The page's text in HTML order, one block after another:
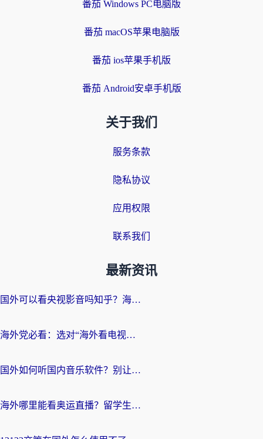
番茄 Windows PC电脑版
番茄 macOS苹果电脑版
番茄 ios苹果手机版
番茄 Android安卓手机版
关于我们
服务条款
隐私协议
应用权限
联系我们
最新资讯
国外可以看央视影音吗知乎？海外党亲测有效的回国加速方案
海外党必看：选对“海外看电视剧软件”，再也不用愁国内剧刷不了
国外如何听国内音乐软件？别让地域限制，断了你的中文歌单
海外哪里能看奥运直播？留学生&海外华人必看的体育赛事观赛终极指南